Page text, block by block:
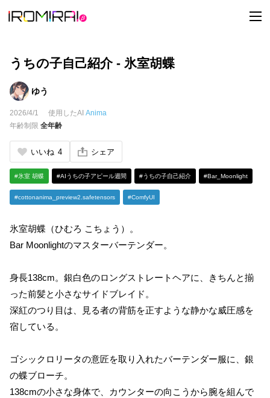
t
o
うちの子自己紹介 - 氷室胡蝶
ゆう
2026/4/1 使用したAI Anima
年齢制限 全年齢
いいね 4 シェア
#氷室 胡蝶 #AIうちの子アピール週間 #うちの子自己紹介 #Bar_Moonlight
#cottonanima_preview2.safetensors #ComfyUI
氷室胡蝶（ひむろ こちょう）。
Bar Moonlightのマスターバーテンダー。
身長138cm。銀白色のロングストレートヘアに、きちんと揃
った前髪と小さなサイドブレイド。
深紅のつり目は、見る者の背筋を正すような静かな威圧感を
宿している。
ゴシックロリータの意匠を取り入れたバーテンダー服に、銀
の蝶ブローチ。
138cmの小さな身体で、カウンターの向こうから腕を組んで